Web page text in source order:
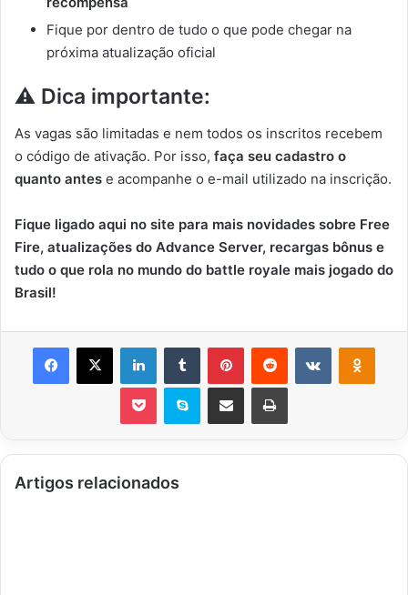
Fique por dentro de tudo o que pode chegar na
próxima atualização oficial
⚠️ Dica importante:
As vagas são limitadas e nem todos os inscritos recebem
o código de ativação. Por isso, faça seu cadastro o
quanto antes e acompanhe o e-mail utilizado na inscrição.
Fique ligado aqui no site para mais novidades sobre Free
Fire, atualizações do Advance Server, recargas bônus e
tudo o que rola no mundo do battle royale mais jogado do
Brasil!
Facebook
X LinkedinTumblr PinterestReddit VK OK
Pocket Skype Compartilhar via e-mail Imprimir
Artigos relacionados